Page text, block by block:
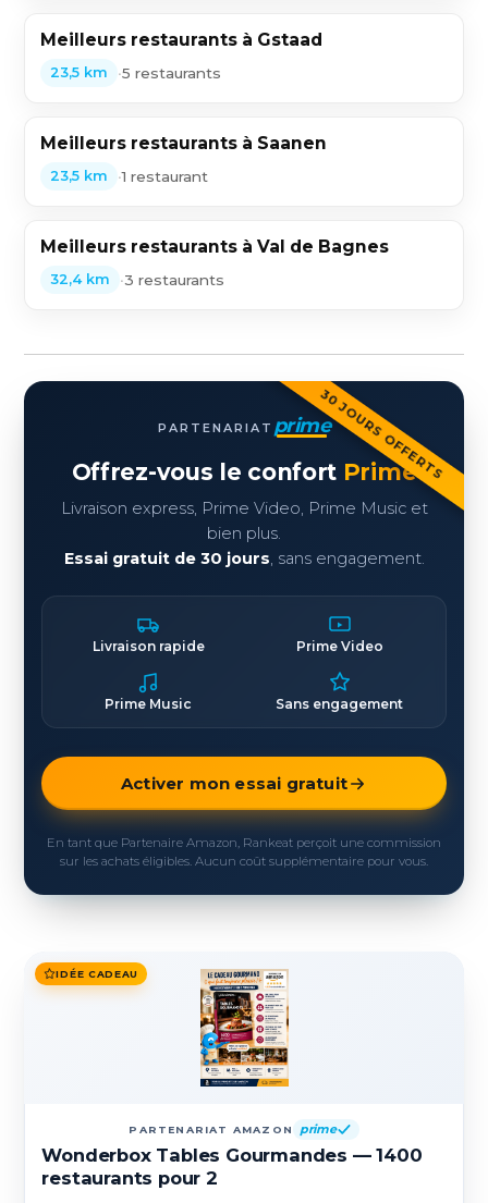
Meilleurs restaurants à Gstaad
23,5 km •5 restaurants
Meilleurs restaurants à Saanen
23,5 km •1 restaurant
Meilleurs restaurants à Val de Bagnes
32,4 km •3 restaurants
30 JOURS OFFERTS
PARTENARIAT prime
Offrez-vous le confort Prime
Livraison express, Prime Video, Prime Music et
bien plus.
Essai gratuit de 30 jours, sans engagement.
Livraison rapide Prime Video
Prime Music Sans engagement
Activer mon essai gratuit
En tant que Partenaire Amazon, Rankeat perçoit une commission
sur les achats éligibles. Aucun coût supplémentaire pour vous.
IDÉE CADEAU
PARTENARIAT AMAZON prime
Wonderbox Tables Gourmandes — 1400
restaurants pour 2